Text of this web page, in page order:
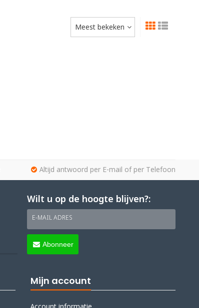
Meest bekeken
Altijd antwoord per E-mail of per Telefoon
Wilt u op de hoogte blijven?:
E-MAIL ADRES
Abonneer
Mijn account